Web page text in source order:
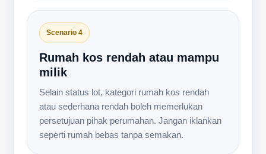
Scenario 4
Rumah kos rendah atau mampu
milik
Selain status lot, kategori rumah kos rendah
atau sederhana rendah boleh memerlukan
persetujuan pihak perumahan. Jangan iklankan
seperti rumah bebas tanpa semakan.